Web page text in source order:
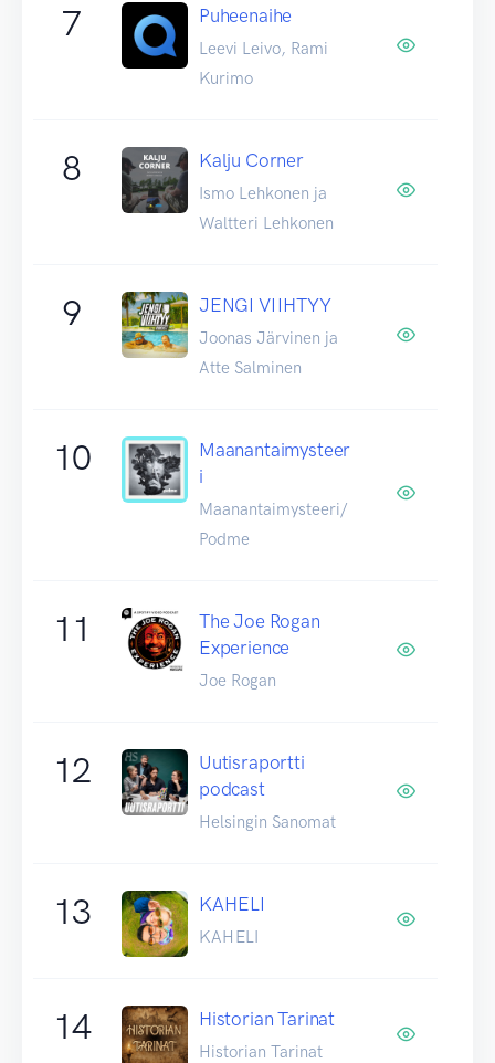
7 Puheenaihe
Leevi Leivo, Rami
Kurimo
8 Kalju Corner
Ismo Lehkonen ja
Waltteri Lehkonen
9 JENGI VIIHTYY
Joonas Järvinen ja
Atte Salminen
10
Maanantaimysteer
i
Maanantaimysteeri/
Podme
11
The Joe Rogan
Experience
Joe Rogan
12
Uutisraportti
podcast
Helsingin Sanomat
13 KAHELI
KAHELI
14 Historian Tarinat
Historian Tarinat